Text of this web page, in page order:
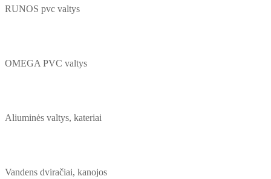
RUNOS pvc valtys
OMEGA PVC valtys
Aliuminės valtys, kateriai
Vandens dviračiai, kanojos